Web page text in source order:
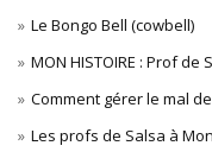
Le Bongo Bell (cowbell)
MON HISTOIRE : Prof
Comment gérer le mal
Les profs de Salsa à